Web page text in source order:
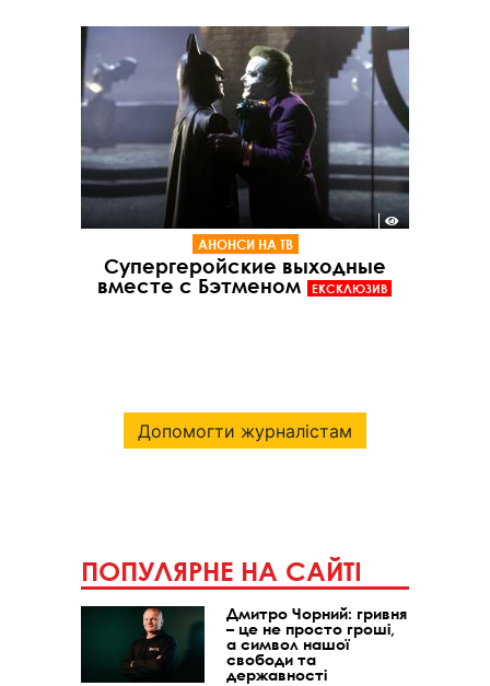
АНОНСИ НА ТВ
Супергеройские выходные
вместе с Бэтменом
ЕКСКЛЮЗИВ
Допомогти журналістам
ПОПУЛЯРНЕ НА САЙТІ
Дмитро Чорний: гривня
– це не просто гроші,
а символ нашої
свободи та
державності